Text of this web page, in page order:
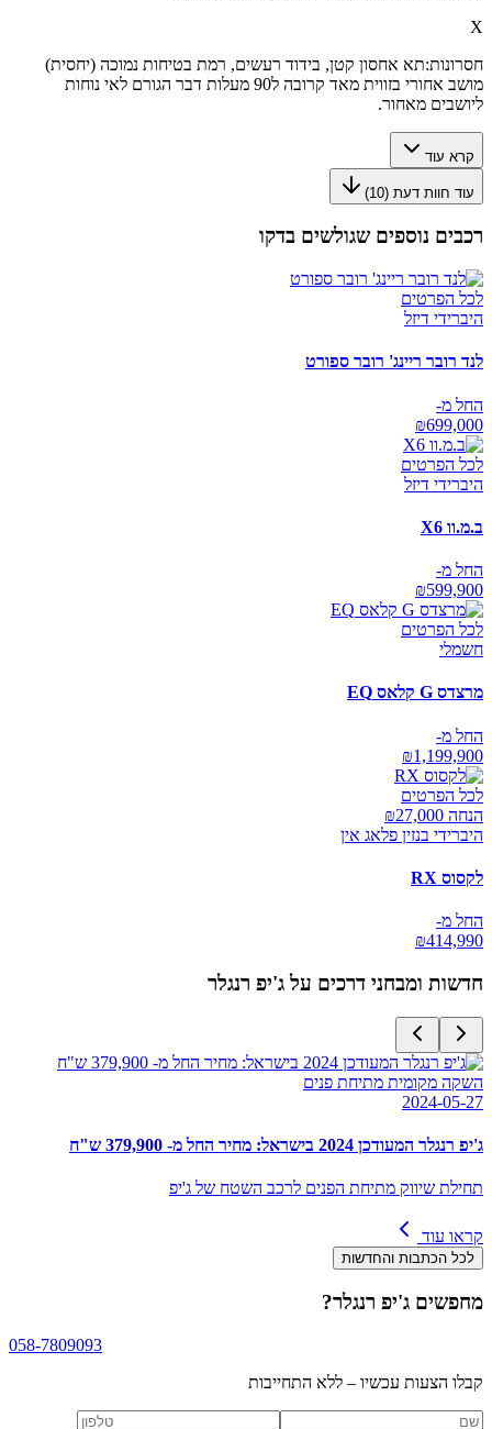
X
חסרונות:תא אחסון קטן, בידוד רעשים, רמת בטיחות נמוכה (יחסית)
מושב אחורי בזווית מאד קרובה ל90 מעלות דבר הגורם לאי נוחות
ליושבים מאחור.
קרא עוד
עוד חוות דעת (10
)
רכבים נוספים שגולשים בדקו
לכל הפרטים
היברידי דיזל
לנד רובר ריינג' רובר ספורט
החל מ-
₪699,000
לכל הפרטים
היברידי דיזל
ב.מ.וו X6
החל מ-
₪599,900
לכל הפרטים
חשמלי
מרצדס G קלאס EQ
החל מ-
₪1,199,900
לכל הפרטים
הנחה ₪ 27,000
היברידי בנזין פלאג אין
לקסוס RX
החל מ-
₪414,990
חדשות ומבחני דרכים על ג'יפ רנגלר
השקה מקומית מתיחת פנים
2024-05-27
ג'יפ רנגלר המעודכן 2024 בישראל: מחיר החל מ- 379,900 ש"ח
תחילת שיווק מתיחת הפנים לרכב השטח של ג'יפ
קראו עוד
לכל הכתבות והחדשות
מחפשים ג'יפ רנגלר?
058-7809093
קבלו הצעות עכשיו – ללא התחייבות